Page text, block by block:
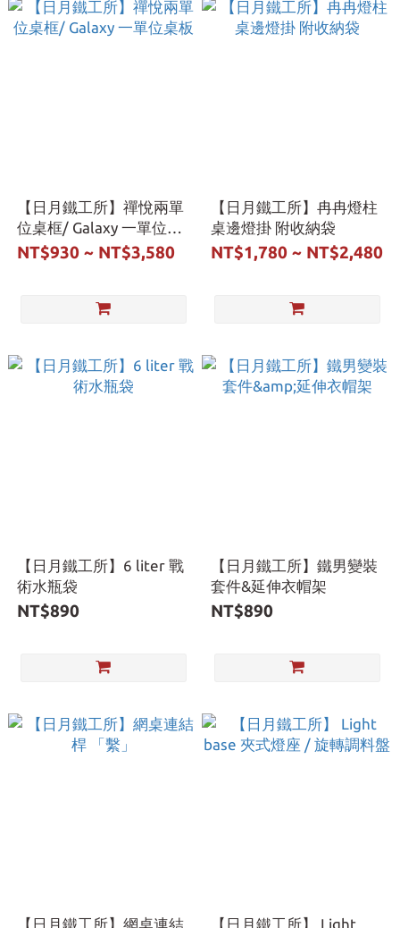
【日月鐵工所】禪悅兩單
位桌框/ Galaxy 一單位桌
板
NT$930 ~ NT$3,580
【日月鐵工所】冉冉燈柱
桌邊燈掛 附收納袋
NT$1,780 ~ NT$2,480
【日月鐵工所】6 liter 戰
術水瓶袋
NT$890
【日月鐵工所】鐵男變裝
套件&延伸衣帽架
NT$890
【日月鐵工所】網桌連結
【日月鐵工所】 Light